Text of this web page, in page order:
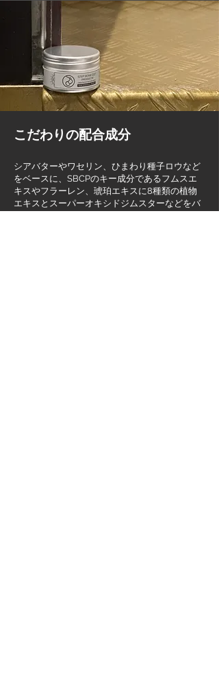
こだわりの配合成分
シアバターやワセリン、ひまわり種子ロウなど
をベースに、SBCPのキー成分であるフムスエ
キスやフラーレン、琥珀エキスに8種類の植物
エキスとスーパーオキシドジムスターなどをバ